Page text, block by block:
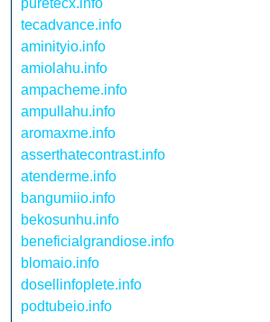
tecadvance.info
aminityio.info
amiolahu.info
ampacheme.info
ampullahu.info
aromaxme.info
asserthatecontrast.info
atenderme.info
bangumiio.info
bekosunhu.info
beneficialgrandiose.info
blomaio.info
dosellinfoplete.info
podtubeio.info